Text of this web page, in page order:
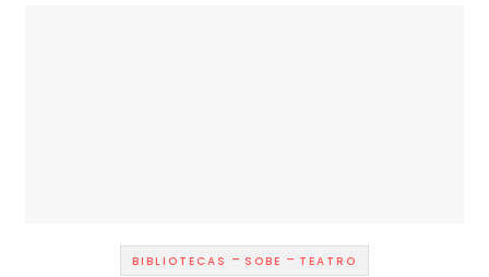
BIBLIOTECAS - SOBE - TEATRO